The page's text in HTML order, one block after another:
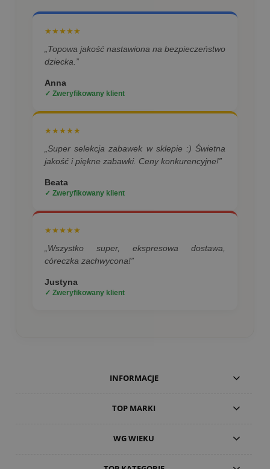
★★★★★
„Topowa jakość nastawiona na bezpieczeństwo
dziecka.”
Anna
✓ Zweryfikowany klient
★★★★★
„Super selekcja zabawek w sklepie :) Świetna
jakość i piękne zabawki. Ceny konkurencyjne!”
Beata
✓ Zweryfikowany klient
★★★★★
„Wszystko super, ekspresowa dostawa,
córeczka zachwycona!”
Justyna
✓ Zweryfikowany klient
INFORMACJE
TOP MARKI
WG WIEKU